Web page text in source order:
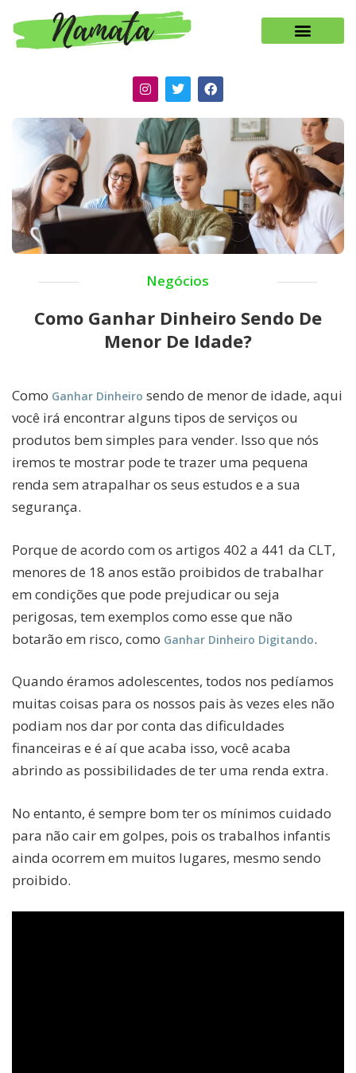
Negócios
Como Ganhar Dinheiro Sendo De
Menor De Idade?
Como Ganhar Dinheiro sendo de menor de idade, aqui
você irá encontrar alguns tipos de serviços ou
produtos bem simples para vender. Isso que nós
iremos te mostrar pode te trazer uma pequena
renda sem atrapalhar os seus estudos e a sua
segurança.
Porque de acordo com os artigos 402 a 441 da CLT,
menores de 18 anos estão proibidos de trabalhar
em condições que pode prejudicar ou seja
perigosas, tem exemplos como esse que não
botarão em risco, como Ganhar Dinheiro Digitando.
Quando éramos adolescentes, todos nos pedíamos
muitas coisas para os nossos pais às vezes eles não
podiam nos dar por conta das dificuldades
financeiras e é aí que acaba isso, você acaba
abrindo as possibilidades de ter uma renda extra.
No entanto, é sempre bom ter os mínimos cuidado
para não cair em golpes, pois os trabalhos infantis
ainda ocorrem em muitos lugares, mesmo sendo
proibido.